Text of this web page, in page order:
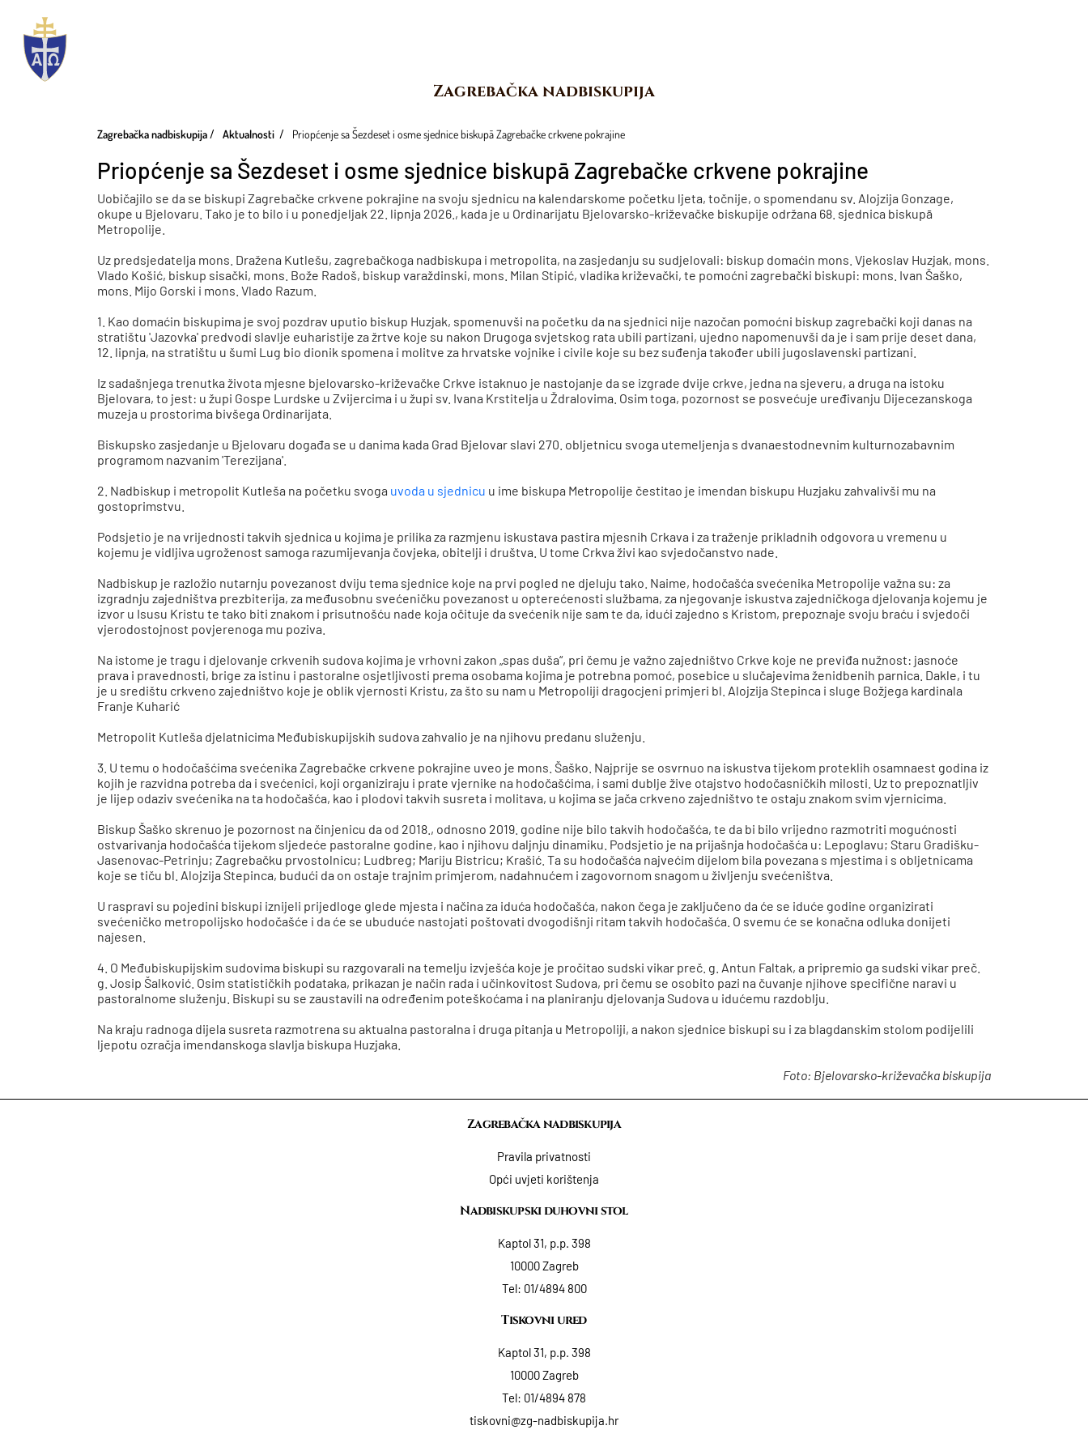
Zagrebačka nadbiskupija
Zagrebačka nadbiskupija Aktualnosti Priopćenje sa Šezdeset i osme sjednice biskupā Zagrebačke crkvene pokrajine
Priopćenje sa Šezdeset i osme sjednice biskupā Zagrebačke crkvene pokrajine
Uobičajilo se da se biskupi Zagrebačke crkvene pokrajine na svoju sjednicu na kalendarskome početku ljeta, točnije, o spomendanu sv. Alojzija Gonzage,
okupe u Bjelovaru. Tako je to bilo i u ponedjeljak 22. lipnja 2026., kada je u Ordinarijatu Bjelovarsko-križevačke biskupije održana 68. sjednica biskupā
Metropolije.
Uz predsjedatelja mons. Dražena Kutlešu, zagrebačkoga nadbiskupa i metropolita, na zasjedanju su sudjelovali: biskup domaćin mons. Vjekoslav Huzjak, mons.
Vlado Košić, biskup sisački, mons. Bože Radoš, biskup varaždinski, mons. Milan Stipić, vladika križevački, te pomoćni zagrebački biskupi: mons. Ivan Šaško,
mons. Mijo Gorski i mons. Vlado Razum.
1. Kao domaćin biskupima je svoj pozdrav uputio biskup Huzjak, spomenuvši na početku da na sjednici nije nazočan pomoćni biskup zagrebački koji danas na
stratištu 'Jazovka' predvodi slavlje euharistije za žrtve koje su nakon Drugoga svjetskog rata ubili partizani, ujedno napomenuvši da je i sam prije deset dana,
12. lipnja, na stratištu u šumi Lug bio dionik spomena i molitve za hrvatske vojnike i civile koje su bez suđenja također ubili jugoslavenski partizani.
Iz sadašnjega trenutka života mjesne bjelovarsko-križevačke Crkve istaknuo je nastojanje da se izgrade dvije crkve, jedna na sjeveru, a druga na istoku
Bjelovara, to jest: u župi Gospe Lurdske u Zvijercima i u župi sv. Ivana Krstitelja u Ždralovima. Osim toga, pozornost se posvećuje uređivanju Dijecezanskoga
muzeja u prostorima bivšega Ordinarijata.
Biskupsko zasjedanje u Bjelovaru događa se u danima kada Grad Bjelovar slavi 270. obljetnicu svoga utemeljenja s dvanaestodnevnim kulturnozabavnim
programom nazvanim 'Terezijana'.
2. Nadbiskup i metropolit Kutleša na početku svoga uvoda u sjednicu u ime biskupa Metropolije čestitao je imendan biskupu Huzjaku zahvalivši mu na
gostoprimstvu.
Podsjetio je na vrijednosti takvih sjednica u kojima je prilika za razmjenu iskustava pastira mjesnih Crkava i za traženje prikladnih odgovora u vremenu u
kojemu je vidljiva ugroženost samoga razumijevanja čovjeka, obitelji i društva. U tome Crkva živi kao svjedočanstvo nade.
Nadbiskup je razložio nutarnju povezanost dviju tema sjednice koje na prvi pogled ne djeluju tako. Naime, hodočašća svećenika Metropolije važna su: za
izgradnju zajedništva prezbiterija, za međusobnu svećeničku povezanost u opterećenosti službama, za njegovanje iskustva zajedničkoga djelovanja kojemu je
izvor u Isusu Kristu te tako biti znakom i prisutnošću nade koja očituje da svećenik nije sam te da, idući zajedno s Kristom, prepoznaje svoju braću i svjedoči
vjerodostojnost povjerenoga mu poziva.
Na istome je tragu i djelovanje crkvenih sudova kojima je vrhovni zakon „spas duša“, pri čemu je važno zajedništvo Crkve koje ne previđa nužnost: jasnoće
prava i pravednosti, brige za istinu i pastoralne osjetljivosti prema osobama kojima je potrebna pomoć, posebice u slučajevima ženidbenih parnica. Dakle, i tu
je u središtu crkveno zajedništvo koje je oblik vjernosti Kristu, za što su nam u Metropoliji dragocjeni primjeri bl. Alojzija Stepinca i sluge Božjega kardinala
Franje Kuharić
Metropolit Kutleša djelatnicima Međubiskupijskih sudova zahvalio je na njihovu predanu služenju.
3. U temu o hodočašćima svećenika Zagrebačke crkvene pokrajine uveo je mons. Šaško. Najprije se osvrnuo na iskustva tijekom proteklih osamnaest godina iz
kojih je razvidna potreba da i svećenici, koji organiziraju i prate vjernike na hodočašćima, i sami dublje žive otajstvo hodočasničkih milosti. Uz to prepoznatljiv
je lijep odaziv svećenika na ta hodočašća, kao i plodovi takvih susreta i molitava, u kojima se jača crkveno zajedništvo te ostaju znakom svim vjernicima.
Biskup Šaško skrenuo je pozornost na činjenicu da od 2018., odnosno 2019. godine nije bilo takvih hodočašća, te da bi bilo vrijedno razmotriti mogućnosti
ostvarivanja hodočašća tijekom sljedeće pastoralne godine, kao i njihovu daljnju dinamiku. Podsjetio je na prijašnja hodočašća u: Lepoglavu; Staru Gradišku-
Jasenovac-Petrinju; Zagrebačku prvostolnicu; Ludbreg; Mariju Bistricu; Krašić. Ta su hodočašća najvećim dijelom bila povezana s mjestima i s obljetnicama
koje se tiču bl. Alojzija Stepinca, budući da on ostaje trajnim primjerom, nadahnućem i zagovornom snagom u življenju svećeništva.
U raspravi su pojedini biskupi iznijeli prijedloge glede mjesta i načina za iduća hodočašća, nakon čega je zaključeno da će se iduće godine organizirati
svećeničko metropolijsko hodočašće i da će se ubuduće nastojati poštovati dvogodišnji ritam takvih hodočašća. O svemu će se konačna odluka donijeti
najesen.
4. O Međubiskupijskim sudovima biskupi su razgovarali na temelju izvješća koje je pročitao sudski vikar preč. g. Antun Faltak, a pripremio ga sudski vikar preč.
g. Josip Šalković. Osim statističkih podataka, prikazan je način rada i učinkovitost Sudova, pri čemu se osobito pazi na čuvanje njihove specifične naravi u
pastoralnome služenju. Biskupi su se zaustavili na određenim poteškoćama i na planiranju djelovanja Sudova u idućemu razdoblju.
Na kraju radnoga dijela susreta razmotrena su aktualna pastoralna i druga pitanja u Metropoliji, a nakon sjednice biskupi su i za blagdanskim stolom podijelili
ljepotu ozračja imendanskoga slavlja biskupa Huzjaka.
Foto: Bjelovarsko-križevačka biskupija
Zagrebačka nadbiskupija
Pravila privatnosti
Opći uvjeti korištenja
Nadbiskupski duhovni stol
Kaptol 31, p.p. 398
10000 Zagreb
Tel: 01/4894 800
Tiskovni ured
Kaptol 31, p.p. 398
10000 Zagreb
Tel: 01/4894 878
tiskovni@zg-nadbiskupija.hr